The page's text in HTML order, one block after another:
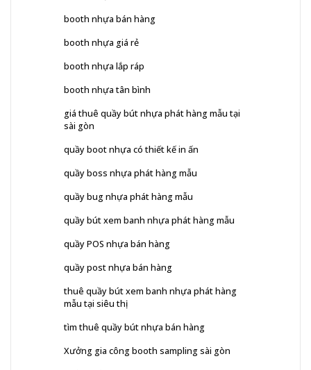
booth nhựa bán hàng
booth nhựa giá rẻ
booth nhựa lắp ráp
booth nhựa tân bình
giá thuê quầy bút nhựa phát hàng mẫu tại
sài gòn
quầy boot nhựa có thiết kế in ấn
quầy boss nhựa phát hàng mẫu
quầy bug nhựa phát hàng mẫu
quầy bút xem banh nhựa phát hàng mẫu
quầy POS nhựa bán hàng
quầy post nhựa bán hàng
thuê quầy bút xem banh nhựa phát hàng
mẫu tại siêu thị
tìm thuê quầy bút nhựa bán hàng
Xưởng gia công booth sampling sài gòn